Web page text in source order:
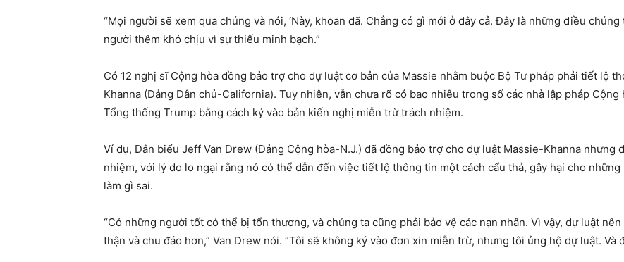
“Mọi người sẽ xem qua chúng và nói, ‘Này, khoan đã. Chẳng có gì mới ở đây cả. Đây là những điều
người thêm khó chịu vì sự thiếu minh bạch.”
Có 12 nghị sĩ Cộng hòa đồng bảo trợ cho dự luật cơ bản của Massie nhằm buộc Bộ Tư pháp phải tiết lộ
Khanna (Đảng Dân chủ-California). Tuy nhiên, vẫn chưa rõ có bao nhiêu trong số các nhà lập pháp
Tổng thống Trump bằng cách ký vào bản kiến ​​nghị miễn trừ trách nhiệm.
Ví dụ, Dân biểu Jeff Van Drew (Đảng Cộng hòa-N.J.) đã đồng bảo trợ cho dự luật Massie-Khanna nhưng
nhiệm, với lý do lo ngại rằng nó có thể dẫn đến việc tiết lộ thông tin một cách cẩu thả, gây hại cho
làm gì sai.
“Có những người tốt có thể bị tổn thương, và chúng ta cũng phải bảo vệ các nạn nhân. Vì vậy, dự luật
thận và chu đáo hơn,” Van Drew nói. “Tôi sẽ không ký vào đơn xin miễn trừ, nhưng tôi ủng hộ dự luật. Và